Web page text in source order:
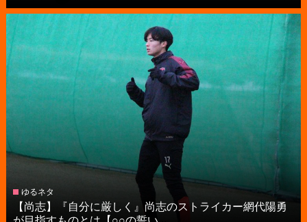
ゆるネタ
【尚志】『自分に厳しく』尚志のストライカー網代陽勇